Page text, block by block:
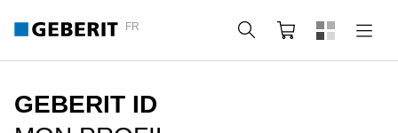
FR Rechercher
Panier
GEBERIT ID